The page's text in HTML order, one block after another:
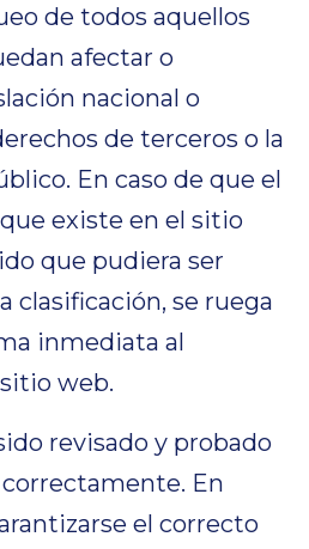
de todos aquellos
afectar o
nacional o
de terceros o la
En caso de que el
existe en el sitio
que pudiera ser
clasificación, se ruega
inmediata al
web.
revisado y probado
En
el correcto